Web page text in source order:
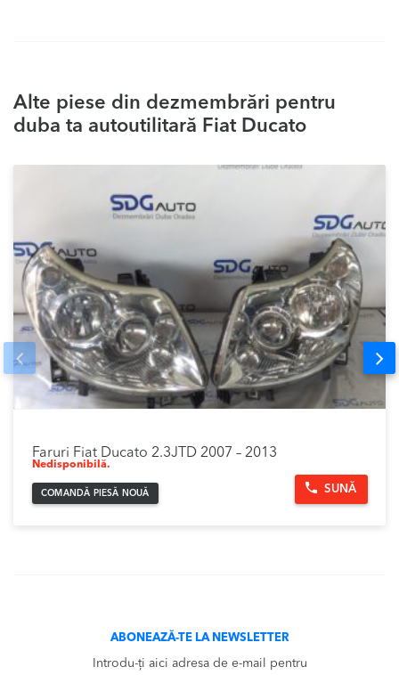
Alte piese din dezmembrări pentru
duba ta autoutilitară Fiat Ducato
Faruri Fiat Ducato 2.3JTD 2007 – 2013
Nedisponibilă.
COMANDĂ PIESĂ NOUĂ SUNĂ
Prev
ABONEAZĂ-TE LA NEWSLETTER
Introdu-ți aici adresa de e-mail pentru